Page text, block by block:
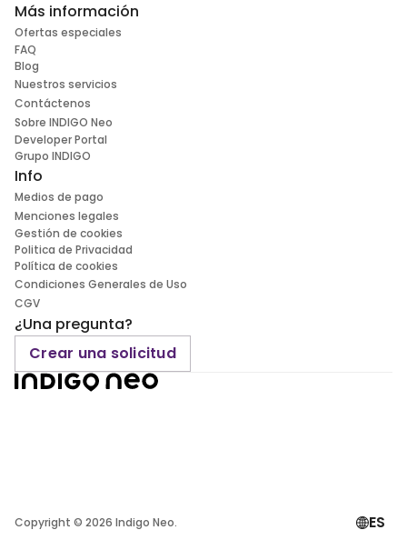
Más información
Ofertas especiales
FAQ
Blog
Nuestros servicios
Contáctenos
Sobre INDIGO Neo
Developer Portal
Grupo INDIGO
Info
Medios de pago
Menciones legales
Gestión de cookies
Politica de Privacidad
Política de cookies
Condiciones Generales de Uso
CGV
¿Una pregunta?
Crear una solicitud
Copyright © 2026 Indigo Neo. ES